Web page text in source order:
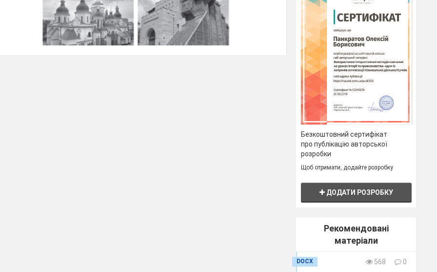
Безкоштовний сертифікат
про публікацію авторської
розробки
Щоб отримати, додайте розробку
ДОДАТИ РОЗРОБКУ
Рекомендовані
матеріали
DOCX 568
0